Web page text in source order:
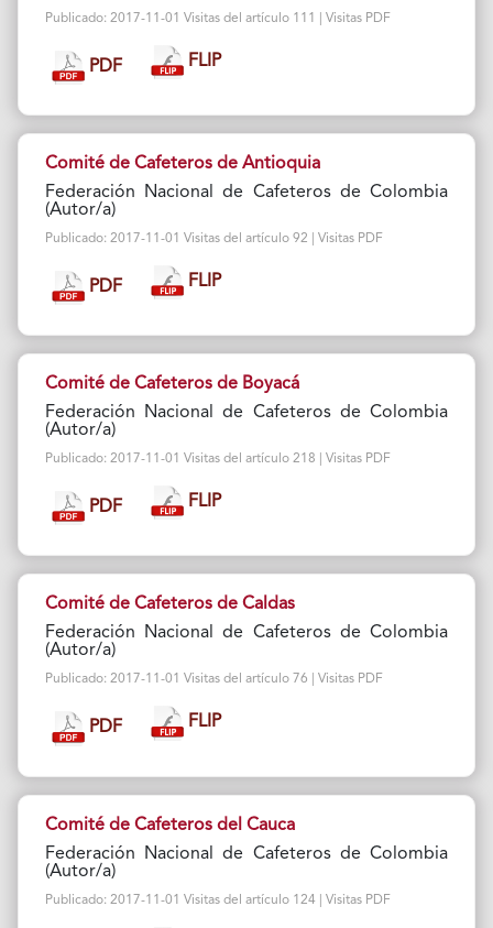
Publicado: 2017-11-01 Visitas del artículo 111 | Visitas PDF
PDF FLIP
Comité de Cafeteros de Antioquia
Federación Nacional de Cafeteros de Colombia
(Autor/a)
Publicado: 2017-11-01 Visitas del artículo 92 | Visitas PDF
PDF FLIP
Comité de Cafeteros de Boyacá
Federación Nacional de Cafeteros de Colombia
(Autor/a)
Publicado: 2017-11-01 Visitas del artículo 218 | Visitas PDF
PDF FLIP
Comité de Cafeteros de Caldas
Federación Nacional de Cafeteros de Colombia
(Autor/a)
Publicado: 2017-11-01 Visitas del artículo 76 | Visitas PDF
PDF FLIP
Comité de Cafeteros del Cauca
Federación Nacional de Cafeteros de Colombia
(Autor/a)
Publicado: 2017-11-01 Visitas del artículo 124 | Visitas PDF